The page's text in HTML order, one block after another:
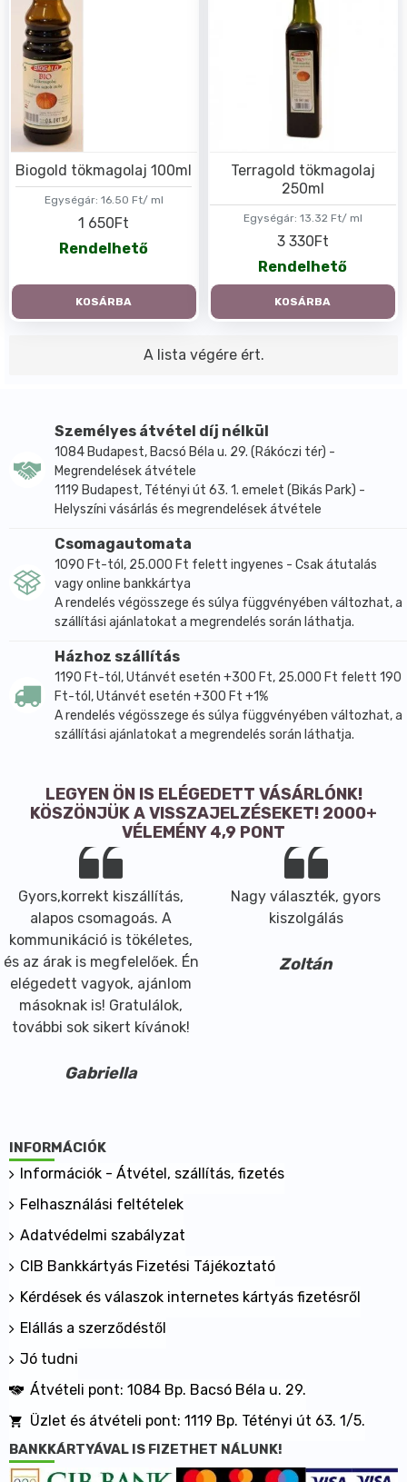
Egységár: 16.50 Ft/ ml
Biogold tökmagolaj 100ml
1 650Ft
Rendelhető
KOSÁRBA
Egységár: 13.32 Ft/ ml
Terragold tökmagolaj
250ml
3 330Ft
Rendelhető
KOSÁRBA
A lista végére ért.
Személyes átvétel díj nélkül
1084 Budapest, Bacsó Béla u. 29. (Rákóczi tér) -
Megrendelések átvétele
1119 Budapest, Tétényi út 63. 1. emelet (Bikás Park) -
Helyszíni vásárlás és megrendelések átvétele
Csomagautomata
1090 Ft-tól, 25.000 Ft felett ingyenes - Csak átutalás
vagy online bankkártya
A rendelés végösszege és súlya függvényében változhat, a
szállítási ajánlatokat a megrendelés során láthatja.
Házhoz szállítás
1190 Ft-tól, Utánvét esetén +300 Ft, 25.000 Ft felett 190
Ft-tól, Utánvét esetén +300 Ft +1%
A rendelés végösszege és súlya függvényében változhat, a
szállítási ajánlatokat a megrendelés során láthatja.
LEGYEN ÖN IS ELÉGEDETT VÁSÁRLÓNK!
KÖSZÖNJÜK A VISSZAJELZÉSEKET! 2000+
VÉLEMÉNY 4,9 PONT
Gyors,korrekt kiszállítás,
alapos csomagoás. A
kommunikáció is tökéletes,
és az árak is megfelelőek. Én
elégedett vagyok, ajánlom
másoknak is! Gratulálok,
további sok sikert kívánok!
Gabriella
Nagy választék, gyors
kiszolgálás
Zoltán
INFORMÁCIÓK
Információk - Átvétel, szállítás, fizetés
Felhasználási feltételek
Adatvédelmi szabályzat
CIB Bankkártyás Fizetési Tájékoztató
Kérdések és válaszok internetes kártyás fizetésről
Elállás a szerződéstől
Jó tudni
Átvételi pont: 1084 Bp. Bacsó Béla u. 29.
Üzlet és átvételi pont: 1119 Bp. Tétényi út 63. 1/5.
BANKKÁRTYÁVAL IS FIZETHET NÁLUNK!